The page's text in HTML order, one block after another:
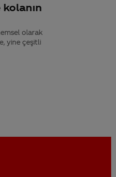
olarak
yine çeşitli